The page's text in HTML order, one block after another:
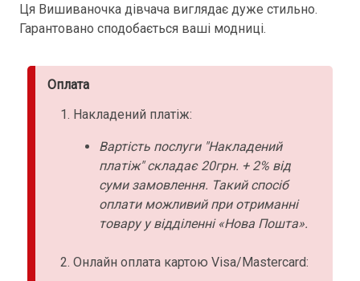
Ця Вишиваночка дівчача виглядає дуже стильно.
Гарантовано сподобається ваші модниці.
Оплата
Накладений платіж:
Вартість послуги "Накладений
платіж" складає 20грн. + 2% від
суми замовлення. Такий спосіб
оплати можливий при отриманні
товару у відділенні «Нова Пошта».
Онлайн оплата картою Visa/Mastercard: